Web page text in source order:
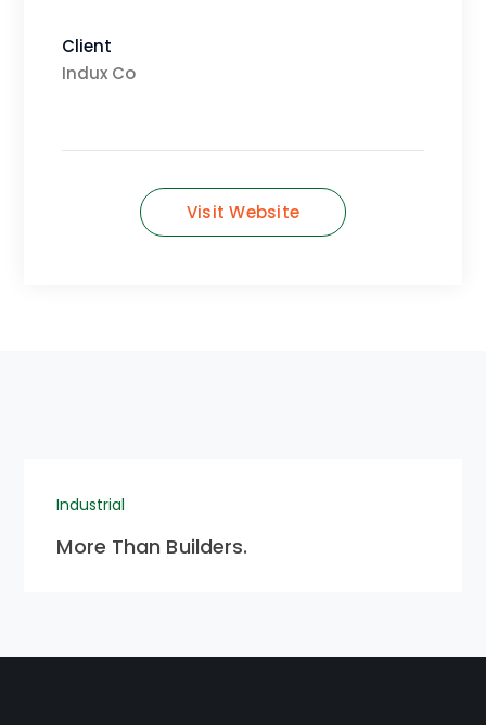
Client
Indux Co
Visit Website
Industrial
More Than Builders.